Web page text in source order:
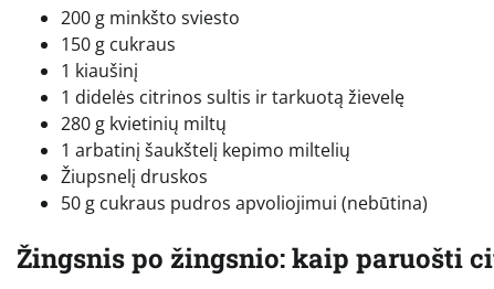
200 g minkšto sviesto
150 g cukraus
1 kiaušinį
1 didelės citrinos sultis ir tarkuotą žievelę
280 g kvietinių miltų
1 arbatinį šaukštelį kepimo miltelių
Žiupsnelį druskos
50 g cukraus pudros apvoliojimui (nebūtina)
Žingsnis po žingsnio: kaip paruošti